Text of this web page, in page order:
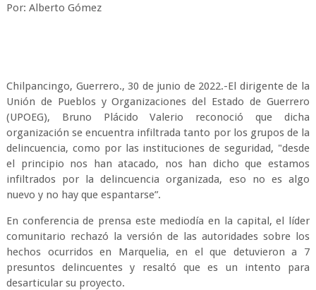
Por: Alberto Gómez
Chilpancingo, Guerrero., 30 de junio de 2022.-El dirigente de la
Unión de Pueblos y Organizaciones del Estado de Guerrero
(UPOEG), Bruno Plácido Valerio reconoció que dicha
organización se encuentra infiltrada tanto por los grupos de la
delincuencia, como por las instituciones de seguridad, "desde
el principio nos han atacado, nos han dicho que estamos
infiltrados por la delincuencia organizada, eso no es algo
nuevo y no hay que espantarse”.
En conferencia de prensa este mediodía en la capital, el líder
comunitario rechazó la versión de las autoridades sobre los
hechos ocurridos en Marquelia, en el que detuvieron a 7
presuntos delincuentes y resaltó que es un intento para
desarticular su proyecto.